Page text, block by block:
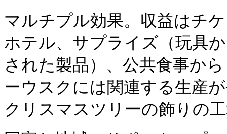
マルチプル効果。収益はチ
ホテル、サプライズ（玩具
された製品）、公共食事か
ーウスクには関連する生産
クリスマスツリーの飾りの